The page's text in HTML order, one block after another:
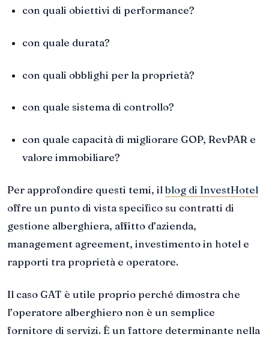
con quali obiettivi di performance?
con quale durata?
con quali obblighi per la proprietà?
con quale sistema di controllo?
con quale capacità di migliorare GOP, RevPAR e
valore immobiliare?
Per approfondire questi temi, il blog di InvestHotel
offre un punto di vista specifico su contratti di
gestione alberghiera, affitto d’azienda,
management agreement, investimento in hotel e
rapporti tra proprietà e operatore.
Il caso GAT è utile proprio perché dimostra che
l’operatore alberghiero non è un semplice
fornitore di servizi. È un fattore determinante nella